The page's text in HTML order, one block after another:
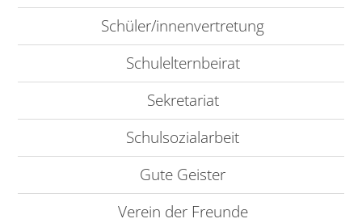
Schüler/innenvertretung
Schulelternbeirat
Sekretariat
Schulsozialarbeit
Gute Geister
Verein der Freunde